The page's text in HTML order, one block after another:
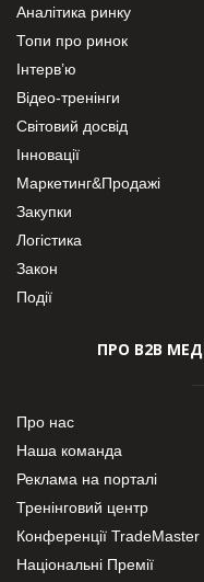
Аналітика ринку
Топи про ринок
Інтерв’ю
Відео-тренінги
Світовий досвід
Інновації
Маркетинг&Продажі
Закупки
Логістика
Закон
Події
ПРО В2В
Про нас
Наша команда
Реклама на порталі
Тренінговий центр
Конференції TradeMaster
Національні Премії